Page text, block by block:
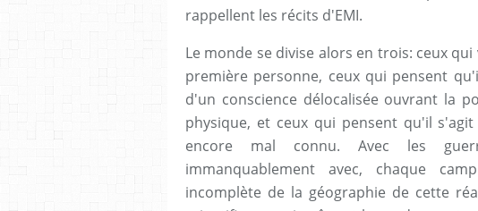
rappellent les récits d'EMI.
Le monde se divise alors en trois: ceux
première personne, ceux qui pensent
d'un conscience délocalisée ouvrant la
physique, et ceux qui pensent qu'il
encore mal connu. Avec les
immanquablement avec, chaque
incomplète de la géographie de cette